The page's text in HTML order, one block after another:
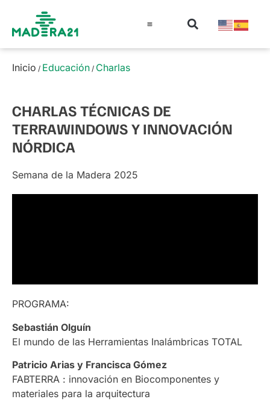
Inicio / Educación / Charlas
CHARLAS TÉCNICAS DE
TERRAWINDOWS Y INNOVACIÓN
NÓRDICA
Semana de la Madera 2025
PROGRAMA:
Sebastián Olguín
El mundo de las Herramientas Inalámbricas TOTAL
Patricio Arias y Francisca Gómez
FABTERRA : innovación en Biocomponentes y
materiales para la arquitectura